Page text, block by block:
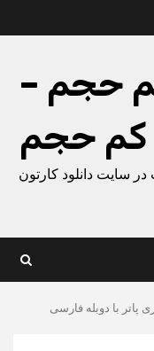
حجم –
کم حجم
سایت دانلود کارتون
پاتر با دوبله فارسی